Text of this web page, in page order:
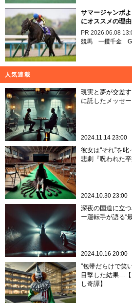
サマージャンボ
にオススメの理
PR 2026.06.08
競馬 一攫千金
人気連載
現実と夢が交差
に託したメッセ
2024.11.14 23:00
彼女は“それ”を
悲劇『呪われた卒
2024.10.30 23:00
深夜の国道に立
ー運転手が語る“
2024.10.16 20:00
“包帯だらけで笑
目撃した結果…
し奇譚】